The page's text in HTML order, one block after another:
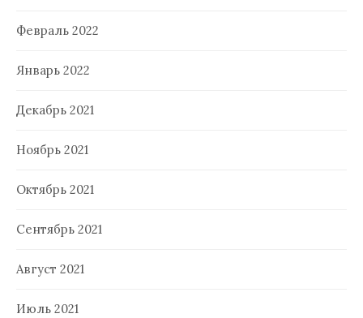
Февраль 2022
Январь 2022
Декабрь 2021
Ноябрь 2021
Октябрь 2021
Сентябрь 2021
Август 2021
Июль 2021